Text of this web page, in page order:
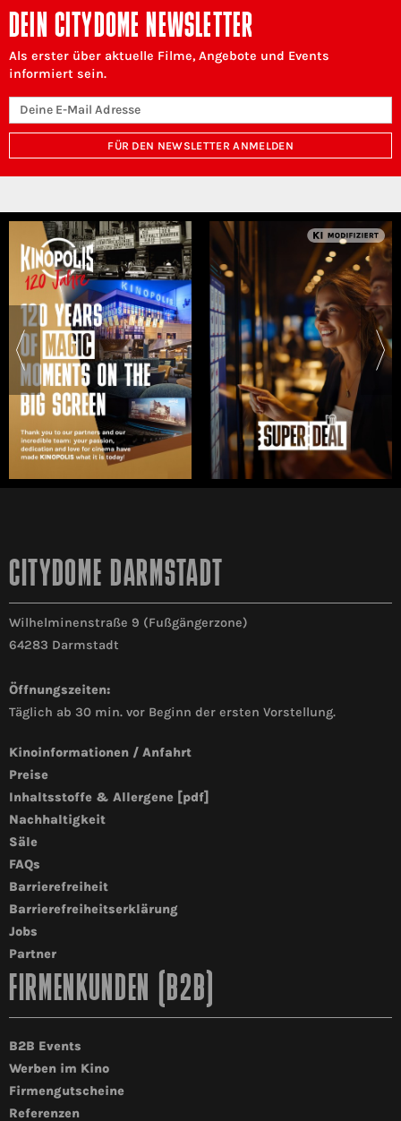
DEIN CITYDOME NEWSLETTER
Als erster über aktuelle Filme, Angebote und Events
informiert sein.
FÜR DEN NEWSLETTER ANMELDEN
CITYDOME DARMSTADT
Wilhelminenstraße 9 (Fußgängerzone)
64283 Darmstadt
Öffnungszeiten:
Täglich ab 30 min. vor Beginn der ersten Vorstellung.
Kinoinformationen / Anfahrt
Preise
Inhaltsstoffe & Allergene [pdf]
Nachhaltigkeit
Säle
FAQs
Barrierefreiheit
Barrierefreiheitserklärung
Jobs
Partner
FIRMENKUNDEN (B2B)
B2B Events
Werben im Kino
Firmengutscheine
Referenzen